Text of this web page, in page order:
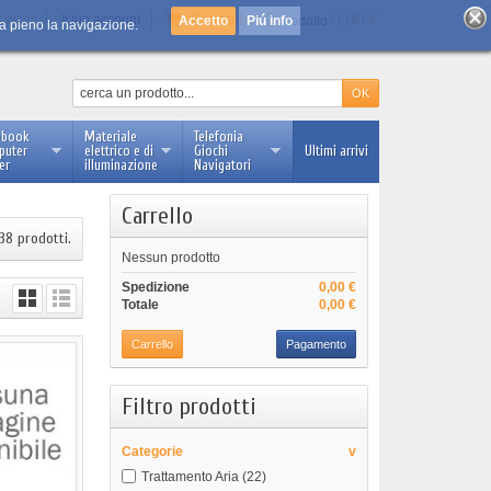
Log in Il tuo account Carrello :0prodotto
Ultimi arrivi
Materiale
elettrico e di
illuminazione
Telefonia
Giochi
Navigatori
pieno la navigazione. Piú info
prodotti.
Carrello
Nessun prodotto
0,00 €
Spedizione
0,00 €
Totale
Carrello Pagamento
Filtro prodotti
Categorie
v
Trattamento Aria(22)